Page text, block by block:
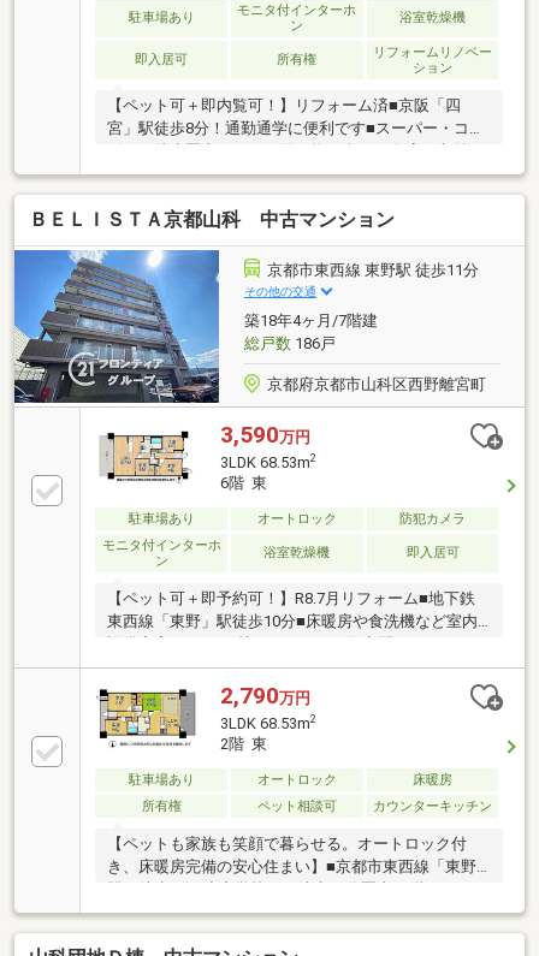
駐車場あり
モニタ付インターホ
ン
浴室乾燥機
即入居可 所有権
リフォームリノベー
ション
【ペット可＋即内覧可！】リフォーム済■京阪「四
宮」駅徒歩8分！通勤通学に便利です■スーパー・コン
ビニが徒歩圏内にありお買い物も楽々♪■各室に収納が
ありお部屋をすっきりとお使いいただけます
ＢＥＬＩＳＴＡ京都山科 中古マンション
京都市東西線 東野駅 徒歩11分
その他の交通
築18年4ヶ月/7階建
総戸数186戸
京都府京都市山科区西野離宮町
3,590万円
3LDK 68.53m2
6階 東
駐車場あり オートロック
防犯カメラ
モニタ付インターホ
ン
浴室乾燥機 即入居可
【ペット可＋即予約可！】R8.7月リフォーム■地下鉄
東西線「東野」駅徒歩10分■床暖房や食洗機など室内
設備充実■LDK15.6帖のゆとりある住空間
2,790万円
3LDK 68.53m2
2階 東
駐車場あり オートロック
床暖房
所有権
ペット相談可 カウンターキッチン
【ペットも家族も笑顔で暮らせる。オートロック付
き、床暖房完備の安心住まい】■京都市東西線「東野
駅」徒歩9分■小中学校まで徒歩10分圏内■2階ですがバ
ルコニーは人目を一切気にせず過ごせます